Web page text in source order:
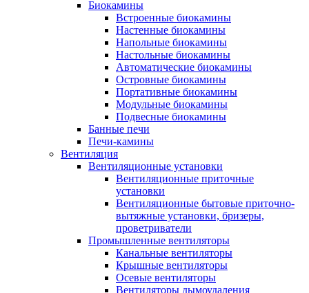
Биокамины
Встроенные биокамины
Настенные биокамины
Напольные биокамины
Настольные биокамины
Автоматические биокамины
Островные биокамины
Портативные биокамины
Модульные биокамины
Подвесные биокамины
Банные печи
Печи-камины
Вентиляция
Вентиляционные установки
Вентиляционные приточные
установки
Вентиляционные бытовые приточно-
вытяжные установки, бризеры,
проветриватели
Промышленные вентиляторы
Канальные вентиляторы
Крышные вентиляторы
Осевые вентиляторы
Вентиляторы дымоудаления